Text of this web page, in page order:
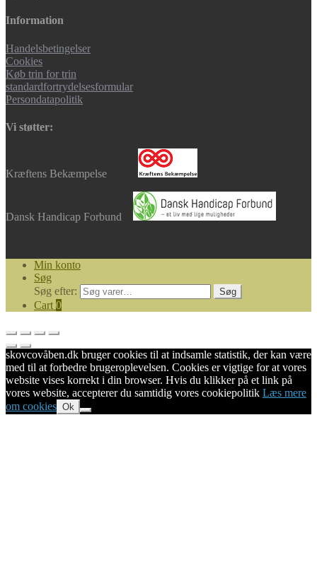
Information
Handelsbetingelser
Cookies
Køb trin for trin
standardfortrydelsesformular
Persondatapolitik
Vi støtter:
Kræftens Bekæmpelse
Dansk Handicap Forbund
Min konto
Søg
Søg efter:
Søg
Cart 0
skovcovåben.dk bruger cookies til at indsamle statistik, der kan være
med til at forbedre brugeroplevelsen. Cookies er vigtige for at vores
website vises korrekt i din browser. Hvis du klikker på et link på
vores website, accepterer du samtidig vores cookiepolitik Læs mere
om cookies Ok